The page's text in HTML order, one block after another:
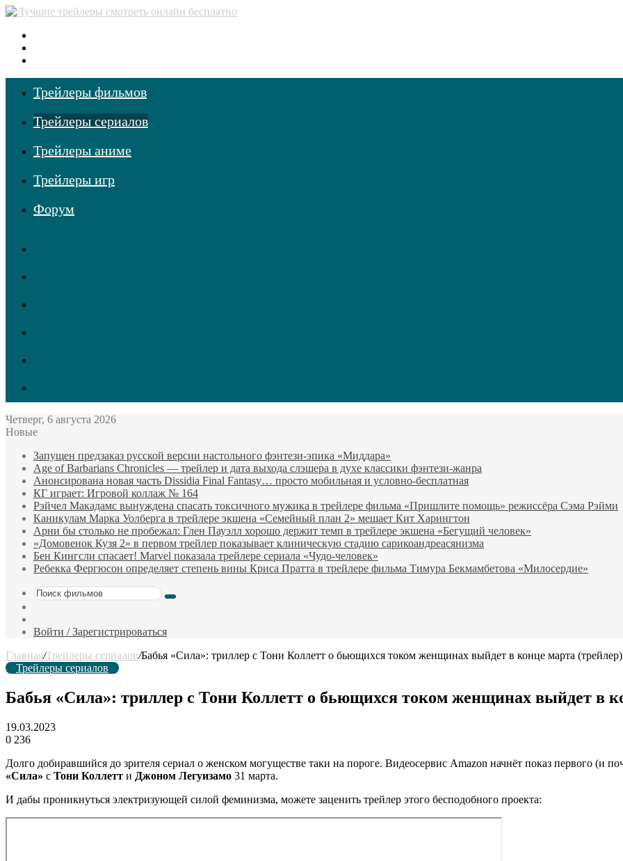
Трейлеры фильмов
Трейлеры сериалов
Трейлеры аниме
Трейлеры игр
Форум
Четверг, 6 августа 2026
Новые
Запущен предзаказ русской версии настольного фэнтези-эпика «Миддара»
Age of Barbarians Chronicles — трейлер и дата выхода слэшера в духе классики фэнтези-жанра
Анонсирована новая часть Dissidia Final Fantasy… просто мобильная и условно-бесплатная
КГ играет: Игровой коллаж № 164
Рэйчел Макадамс вынуждена спасать токсичного мужика в трейлере фильма «Пришлите помощь» режиссёра Сэма Рэйми
Каникулам Марка Уолберга в трейлере экшена «Семейный план 2» мешает Кит Харингтон
Арни бы столько не пробежал: Глен Пауэлл хорошо держит темп в трейлере экшена «Бегущий человек»
«Домовенок Кузя 2» в первом трейлер показывает клиническую стадию сарикоандреасянизма
Бен Кингсли спасает! Marvel показала трейлере сериала «Чудо-человек»
Ребекка Фергюсон определяет степень вины Криса Пратта в трейлере фильма Тимура Бекмамбетова «Милосердие»
Поиск
фильм
Войти / Зарегистрироваться
Главная/Трейлеры сериалов/Бабья «Сила»: триллер с Тони Коллетт о бьющихся током женщинах выйдет в конце марта (трейлер)
Трейлеры сериалов
Бабья «Сила»: триллер с Тони Коллетт о бьющихся током женщинах выйдет в
19.03.2023
0 236
Долго добиравшийся до зрителя сериал о женском могуществе таки на пороге. Видеосервис Amazon начнёт показ первого (и
«Сила» с Тони Коллетт и Джоном Легуизамо 31 марта.
И дабы проникнуться электризующей силой феминизма, можете заценить трейлер этого бесподобного проекта: